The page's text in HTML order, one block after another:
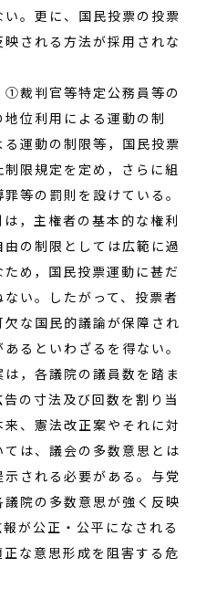
。更に、国民投票の投票
される方法が採用されな
裁判官等特定公務員等の
位利用による運動の制
運動の制限等，国民投票
限規定を定め，さらに組
等の罰則を設けている。
，主権者の基本的な権利
の制限としては広範に過
め，国民投票運動に甚だ
い。したがって、投票者
な国民的議論が保障され
るといわざるを得ない。
，各議院の議員数を踏ま
の寸法及び回数を割り当
、憲法改正案やそれに対
は、議会の多数意思とは
される必要がある。与党
院の多数意思が強く反映
が公正・公平になされる
な意思形成を阻害する危